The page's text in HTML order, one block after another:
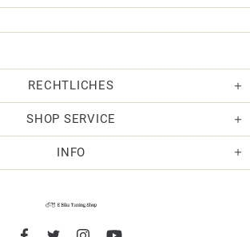
RECHTLICHES
SHOP SERVICE
INFO